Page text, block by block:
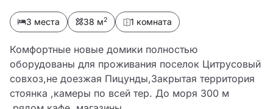
3 места 38 м2 1 комната
Комфортные новые домики полностью
оборудованы для проживания поселок Цитрусовый
совхоз,не доезжая Пицунды,Закрытая территория
стоянка ,камеры по всей тер. До моря 300 м